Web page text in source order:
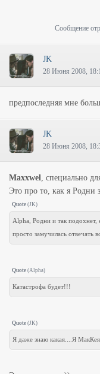
Сообщение
JK
28 Июня 2008,
предпоследняя мне
JK
28 Июня 2008,
Maxxwel, специально
Это про то, как я Родни
Quote (JK)
Alpha, Родни и так подохнет,
просто замучилась отвечать
Quote (Alpha)
Катастрофа будет!!!
Quote (JK)
Я даже знаю какая....Я